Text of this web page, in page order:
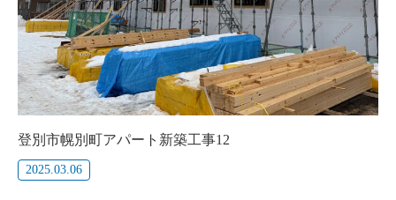
登別市幌別町アパート新築工事12
2025.03.06